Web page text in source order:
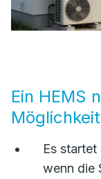
Ein HEMS
Es
wenn die